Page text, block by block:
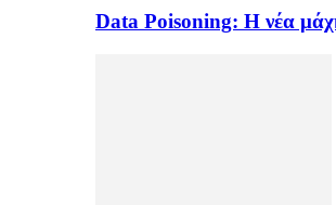
Data Poisoning: Η νέα